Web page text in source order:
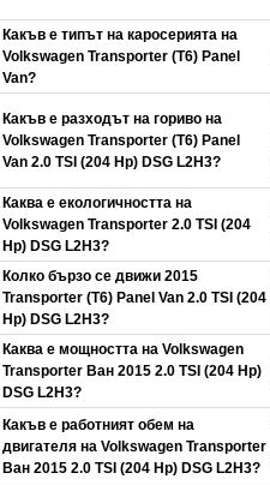
Какъв е типът на каросерията на
Volkswagen Transporter (T6) Panel
Van?
Какъв е разходът на гориво на
Volkswagen Transporter (T6) Panel
Van 2.0 TSI (204 Hp) DSG L2H3?
Каква е екологичността на
Volkswagen Transporter 2.0 TSI (204
Hp) DSG L2H3?
Колко бързо се движи 2015
Transporter (T6) Panel Van 2.0 TSI (204
Hp) DSG L2H3?
Каква е мощността на Volkswagen
Transporter Ван 2015 2.0 TSI (204 Hp)
DSG L2H3?
Какъв е работният обем на
двигателя на Volkswagen Transporter
Ван 2015 2.0 TSI (204 Hp) DSG L2H3?